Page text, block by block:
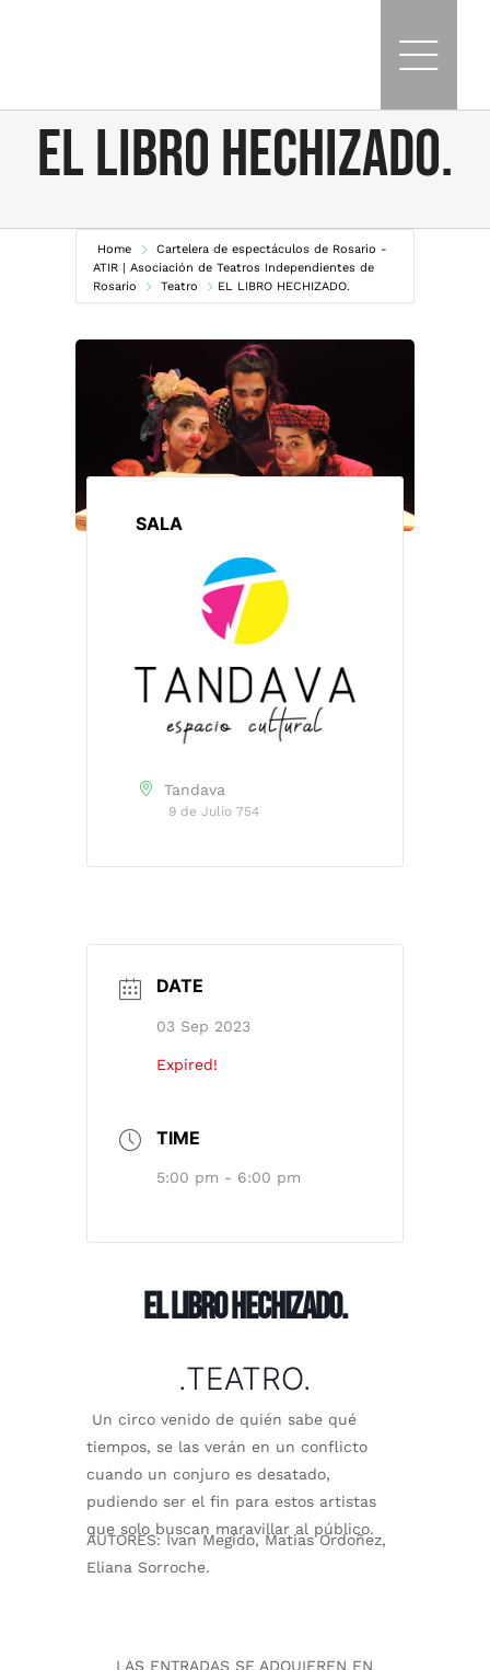
EL LIBRO HECHIZADO.
Home
Cartelera de espectáculos de Rosario -
ATIR | Asociación de Teatros Independientes de
Rosario
Teatro EL LIBRO HECHIZADO.
SALA
Tandava
9 de Julio 754
DATE
03 Sep 2023
Expired!
TIME
5:00 pm - 6:00 pm
EL LIBRO HECHIZADO.
.TEATRO.
Un circo venido de quién sabe qué
tiempos, se las verán en un conflicto
cuando un conjuro es desatado,
pudiendo ser el fin para estos artistas
que solo buscan maravillar al público.
AUTORES: Ivan Megido, Matias Ordoñez,
Eliana Sorroche.
LAS ENTRADAS SE ADQUIEREN EN